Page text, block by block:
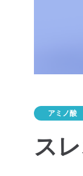
アミノ酸
ス